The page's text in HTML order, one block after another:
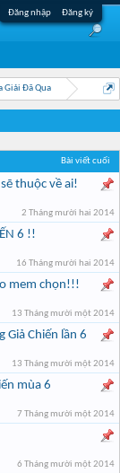
Đăng nhập Đăng ký
Giải Đã Qua
Bài viết cuối
thuộc về ai!
2 Tháng mười hai 2014
6 !!
16 Tháng mười hai 2014
mem chọn!!!
13 Tháng mười một 2014
Chiến lần 6
13 Tháng mười một 2014
mùa 6
7 Tháng mười một 2014
6 Tháng mười một 2014